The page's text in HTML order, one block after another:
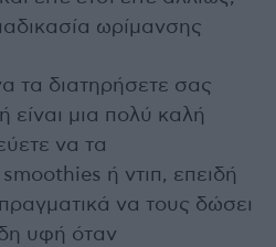
ωρίμανσης
τα διατηρήσετε σας
μια πολύ καλή
να τα
ή ντιπ, επειδή
να τους δώσει
υφή όταν